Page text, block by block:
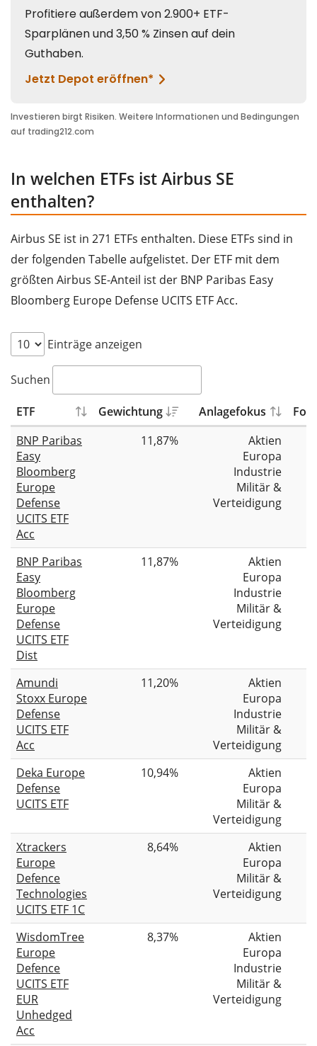
In welchen ETFs ist Airbus SE
enthalten?
Airbus SE ist in 271 ETFs enthalten. Diese ETFs sind in
der folgenden Tabelle aufgelistet. Der ETF mit dem
größten Airbus SE-Anteil ist der BNP Paribas Easy
Bloomberg Europe Defense UCITS ETF Acc.
Einträge anzeigen
Suchen
ETF Gewichtung Anlagefokus
BNP Paribas
Easy
Bloomberg
Europe
Defense
UCITS ETF
Acc
11,87%
Aktien
Europa
Industrie
Militär &
Verteidigung
BNP Paribas
Easy
Bloomberg
Europe
Defense
UCITS ETF
Dist
11,87%
Aktien
Europa
Industrie
Militär &
Verteidigung
Amundi
Stoxx Europe
Defense
UCITS ETF
Acc
11,20%
Aktien
Europa
Industrie
Militär &
Verteidigung
Deka Europe
Defense
UCITS ETF
10,94%
Aktien
Europa
Militär &
Verteidigung
Xtrackers
Europe
Defence
Technologies
UCITS ETF 1C
8,64%
Aktien
Europa
Militär &
Verteidigung
WisdomTree
Europe
Defence
UCITS ETF
EUR
Unhedged
Acc
8,37%
Aktien
Europa
Industrie
Militär &
Verteidigung